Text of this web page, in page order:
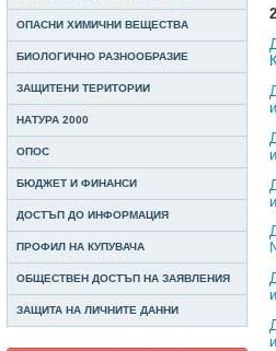
ОПАСНИ ХИМИЧНИ ВЕЩЕСТВА
БИОЛОГИЧНО РАЗНООБРАЗИЕ
ЗАЩИТЕНИ ТЕРИТОРИИ
НАТУРА 2000
ОПОС
БЮДЖЕТ И ФИНАНСИ
ДОСТЪП ДО ИНФОРМАЦИЯ
ПРОФИЛ НА КУПУВАЧА
ОБЩЕСТВЕН ДОСТЪП НА ЗАЯВЛЕНИЯ
ЗАЩИТА НА ЛИЧНИТЕ ДАННИ